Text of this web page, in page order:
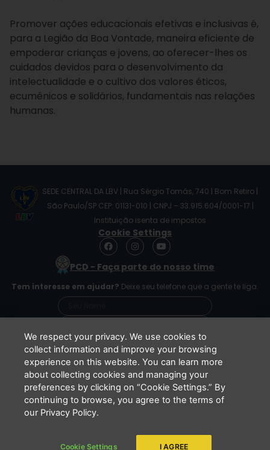
Promover ações educacionais efetivas e inclusivas é,
para a Legião da Boa Vontade, maneira eficiente de
empoderar crianças e jovens, ao oferecer-lhes os
cuidados devidos para o desenvolvimento da
intelectualidade e o cultivo dos valores éticos,
ecumênicos e solidários, fundamentais nas relações
humanas.
SEDE CENTRAL DA LBV | Rua Sérgio Tomás, 740 | Bom Retiro |
São Paulo/SP CEP: 01131-010 | CNPJ – 33.915.604/0001-17 |
Instituição isenta de impostos
Cookie Settings
F
a
e
o
o
I
n
s
t
g
r
m
Y
o
t
b
e
PCD - Faça parte do nosso time
Tem interesse em ajudar? Deixe seu telefone que a gente te liga.
Li e concordo que minhas informações serão
tratadas de acordo com oAviso de Privacidade
da LBV
ENVIAR
Copyright 2026 - LBV - Legião da Boa Vontade. Todos os direitos
We respect your privacy. We use cookies to
collect information and improve your browsing
experience on this website. You can learn more
about collecting cookies and managing your
preferences by clicking on “Cookie Settings.” By
continuing to browse, you agree to the terms of
our Privacy Policy.
Cookie Settings I AGREE